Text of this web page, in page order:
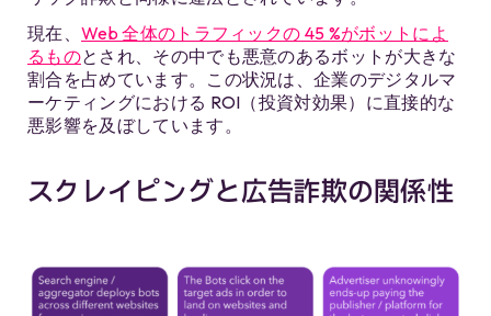
現在、 Web 全体のトラフィックの 45 %がボットによ
るものとされ、その中でも悪意のあるボットが大きな
割合を占めています。この状況は、企業のデジタルマ
ーケティングにおける ROI（投資対効果）に直接的な
悪影響を及ぼしています。
スクレイピングと広告詐欺の関係性